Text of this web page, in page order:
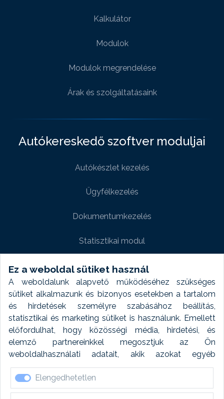
Ez a weboldal sütiket használ
A weboldalunk alapvető működéséhez szükséges
sütiket alkalmazunk és bizonyos esetekben a tartalom
és hirdetések személyre szabásához beállítás,
statisztikai és marketing sütiket is használunk. Emellett
előfordulhat, hogy közösségi média, hirdetési, és
elemző partnereinkkel megosztjuk az Ön
weboldalhasználati adatait, akik azokat egyéb
forrásokból gyűjtött adatokkal kombinálhatják. A sütik
elfogadásával kapcsolatosan naplózást végzünk és
ezen adatokat 6 hónap után automatikusan töröljük. A
Elengedhetetlen
Kalkulátor
Modulok
Modulok megrendelése
Árak és szolgáltatásaink
Autókereskedő szoftver moduljai
Autókészlet kezelés
Ügyfélkezelés
Dokumentumkezelés
Statisztikai modul
Weboldal modul
Fényképtár extra modul
Autómosó modul
Feladatütemezés